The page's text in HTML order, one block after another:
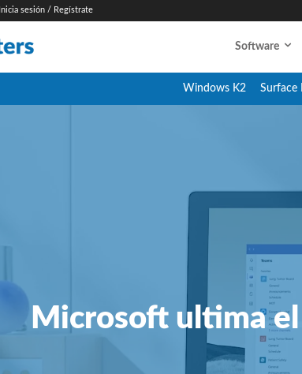
Inicia sesión / Regístrate
Software
Windows K2 Surface
Microsoft ultima